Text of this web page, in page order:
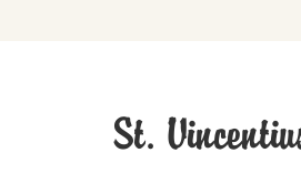
St.